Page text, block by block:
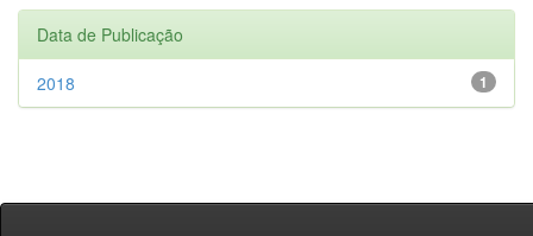
Data de Publicação
1
2018